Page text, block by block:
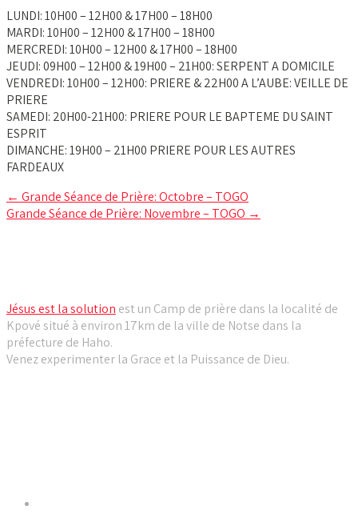
LUNDI: 10H00 – 12H00 & 17H00 – 18H00
MARDI: 10H00 – 12H00 & 17H00 – 18H00
MERCREDI: 10H00 – 12H00 & 17H00 – 18H00
JEUDI: 09H00 – 12H00 & 19H00 – 21H00: SERPENT A DOMICILE
VENDREDI: 10H00 – 12H00: PRIERE & 22H00 A L’AUBE: VEILLE DE
PRIERE
SAMEDI: 20H00-21H00: PRIERE POUR LE BAPTEME DU SAINT
ESPRIT
DIMANCHE: 19H00 – 21H00 PRIERE POUR LES AUTRES
FARDEAUX
Post
navigation
← Grande Séance de Prière: Octobre – TOGO
Grande Séance de Prière: Novembre – TOGO →
Jésus est la solution est un Camp de prière dans la localité de
Kpové situé à environ 17km de la ville de Notse dans la
préfecture de Haho.
Venez experimenter la Grace et la Puissance de Dieu.